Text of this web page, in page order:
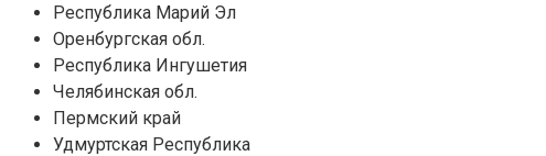
Республика Марий Эл
Оренбургская обл.
Республика Ингушетия
Челябинская обл.
Пермский край
Удмуртская Республика